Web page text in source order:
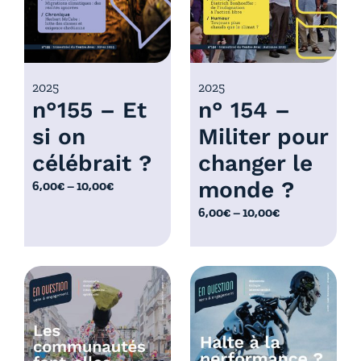
0
0
à
1
0
,
0
0
:
6
,
0
0
à
1
,
0
n°155 – Et
si on
célébrait ?
2025
6,00€–10,00€
P
g
e
d
e
p
r
n° 154 –
Militer pour
changer le
monde ?
2025
6,00€–10,00€
P
a
g
e
d
p